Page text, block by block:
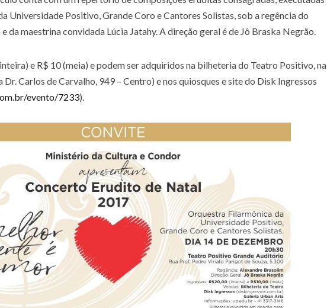
Universidade Positivo, Grande Coro e Cantores Solistas, sob a regência do
da maestrina convidada Lúcia Jatahy. A direção geral é de Jô Braska Negrão.
e R$ 10 (meia) e podem ser adquiridos na bilheteria do Teatro Positivo, na
Carlos de Carvalho, 949 – Centro) e nos quiosques e site do Disk Ingressos
evento/7233).